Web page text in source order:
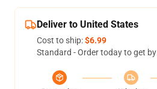
Deliver to United States
Cost to ship:$6.99
Standard - Order today to get by